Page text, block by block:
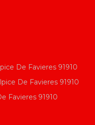
De Favieres 91910
De Favieres 91910
Favieres 91910